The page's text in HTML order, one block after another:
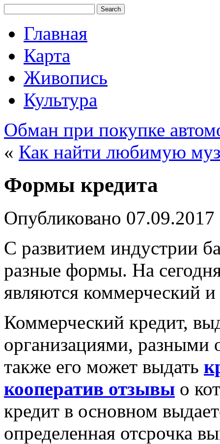
Главная
Карта
Живопись
Культура
Обман при покупке
« Как найти любимую
Формы кредита
Опубликовано 07.09.2017
С развитием индустрии
разные формы. На
являются коммерческий
Коммерческий кредит,
организациями, разными
также его может выдать
кооператив отзывы о
кредит в основном
определенная отсрочка